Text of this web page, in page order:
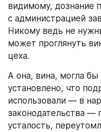
видимому, дознание
с администрацией
Никому ведь не
может проглянуть
цеха.
А она, вина, могла
установлено, что
использовали — в
законодательства
усталость,